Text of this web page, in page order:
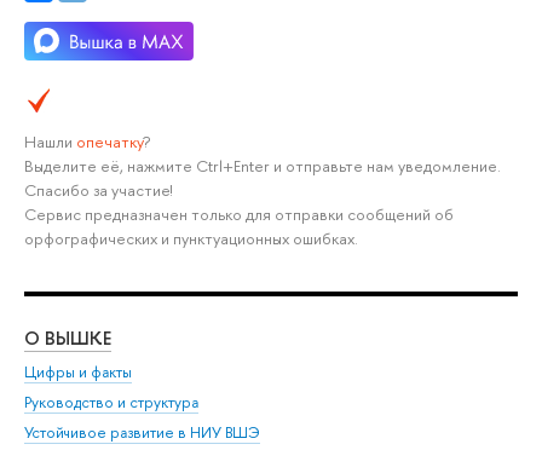
Нашли опечатку?
Выделите её, нажмите Ctrl+Enter и отправьте нам уведомление.
Спасибо за участие!
Сервис предназначен только для отправки сообщений об
орфографических и пунктуационных ошибках.
О ВЫШКЕ
Цифры и факты
Руководство и структура
Устойчивое развитие в НИУ ВШЭ